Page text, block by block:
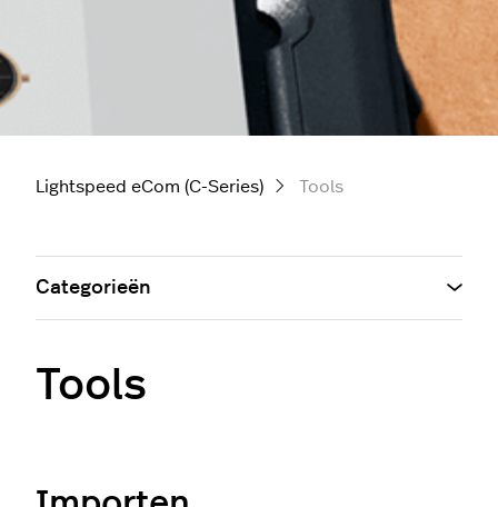
Lightspeed eCom (C-Series) Tools
Tools
Categorieën